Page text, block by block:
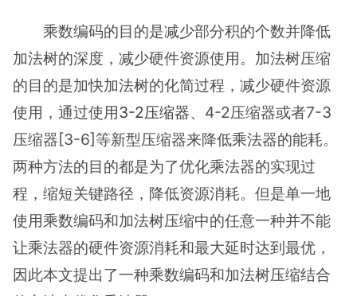
乘数编码的目的是减少部分积的个数并降低
加法树的深度，减少硬件资源使用。加法树压缩
的目的是加快加法树的化简过程，减少硬件资源
使用，通过使用3-2压缩器、4-2压缩器或者7-3
压缩器[3-6]等新型压缩器来降低乘法器的能耗。
两种方法的目的都是为了优化乘法器的实现过
程，缩短关键路径，降低资源消耗。但是单一地
使用乘数编码和加法树压缩中的任意一种并不能
让乘法器的硬件资源消耗和最大延时达到最优，
因此本文提出了一种乘数编码和加法树压缩结合